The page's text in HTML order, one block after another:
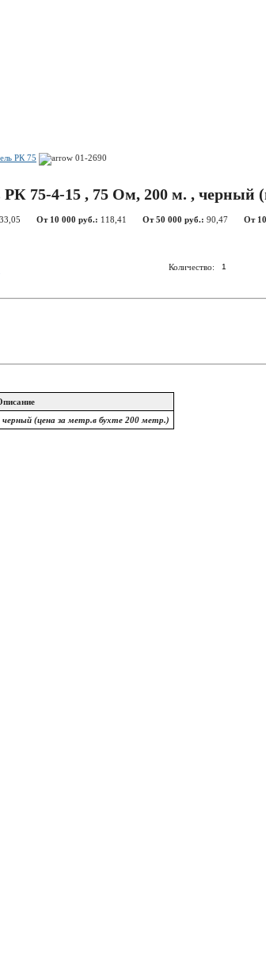
РК 75 01-2690
РК 75-4-15 , 75 Ом, 200 м. , черный
От 10 000 руб.: 118,41 От 50 000 руб.: 90,47 От
Количество:
(цена за метр.в бухте 200 метр.)